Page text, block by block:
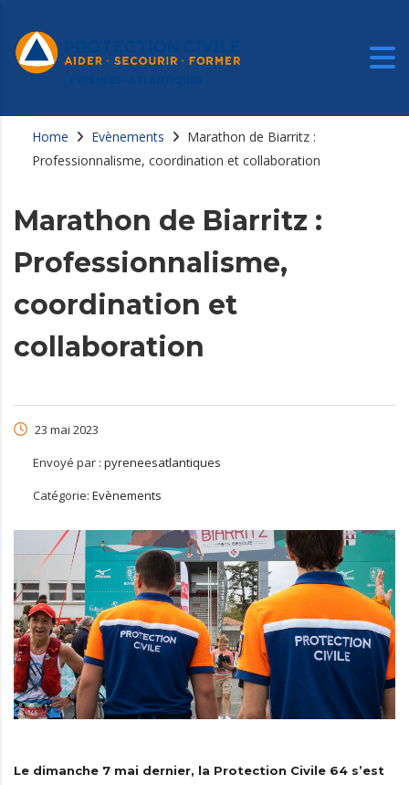
Home Evènements
Marathon de Biarritz :
Professionnalisme, coordination et collaboration
Marathon de Biarritz :
Professionnalisme,
coordination et
collaboration
23 mai 2023
Envoyé par : pyreneesatlantiques
Catégorie: Evènements
Le dimanche 7 mai dernier, la Protection Civile 64 s’est